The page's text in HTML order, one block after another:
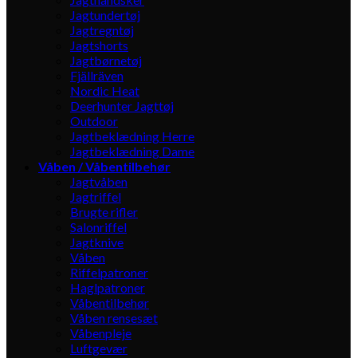
Jagtundertøj
Jagtregntøj
Jagtshorts
Jagtbørnetøj
Fjällräven
Nordic Heat
Deerhunter Jagttøj
Outdoor
Jagtbeklædning Herre
Jagtbeklædning Dame
Våben / Våbentilbehør
Jagtvåben
Jagtriffel
Brugte rifler
Salonriffel
Jagtknive
Våben
Riffelpatroner
Haglpatroner
Våbentilbehør
Våben rensesæt
Våbenpleje
Luftgevær